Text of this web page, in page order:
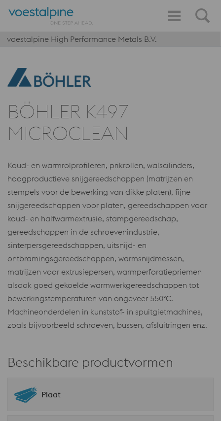
voestalpine High Performance Metals B.V.
BÖHLER K497
MICROCLEAN
Koud- en warmrolprofileren, prikrollen, walscilinders,
hoogproductieve snijgereedschappen (matrijzen en
stempels voor de bewerking van dikke platen), fijne
snijgereedschappen voor platen, gereedschappen voor
koud- en halfwarmextrusie, stampgereedschap,
gereedschappen in de schroevenindustrie,
sinterpersgereedschappen, uitsnijd- en
ontbramingsgereedschappen, warmsnijdmessen,
matrijzen voor extrusiepersen, warmperforatiepriemen
alsook goed gekoelde warmwerkgereedschappen tot
bewerkingstemperaturen van ongeveer 550°C.
Machineonderdelen in kunststof- in spuitgietmachines,
zoals bijvoorbeeld schroeven, bussen, afsluitringen enz.
Beschikbare productvormen
Plaat